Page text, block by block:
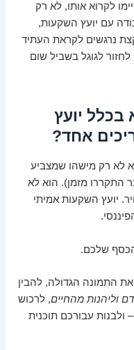
לקרוא אותו, לא רק
עם יועץ השקעות,
נרגשים לקראת העתיד
לגוגל בשביל שום
בכלל יועץ
אחד?
לא רק מישהו שמצביע
התקררו מזמן). הוא לא
יועץ השקעות אמיתי
שלכם.
את התמונה הגדולה, להבין
וליהנות מהחיים, לרכוש
ולבנות עבורכם תוכנית